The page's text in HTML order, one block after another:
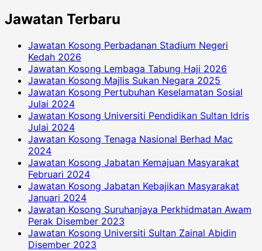
Jawatan Terbaru
Jawatan Kosong Perbadanan Stadium Negeri
Kedah 2026
Jawatan Kosong Lembaga Tabung Haji 2026
Jawatan Kosong Majlis Sukan Negara 2025
Jawatan Kosong Pertubuhan Keselamatan Sosial
Julai 2024
Jawatan Kosong Universiti Pendidikan Sultan Idris
Julai 2024
Jawatan Kosong Tenaga Nasional Berhad Mac
2024
Jawatan Kosong Jabatan Kemajuan Masyarakat
Februari 2024
Jawatan Kosong Jabatan Kebajikan Masyarakat
Januari 2024
Jawatan Kosong Suruhanjaya Perkhidmatan Awam
Perak Disember 2023
Jawatan Kosong Universiti Sultan Zainal Abidin
Disember 2023